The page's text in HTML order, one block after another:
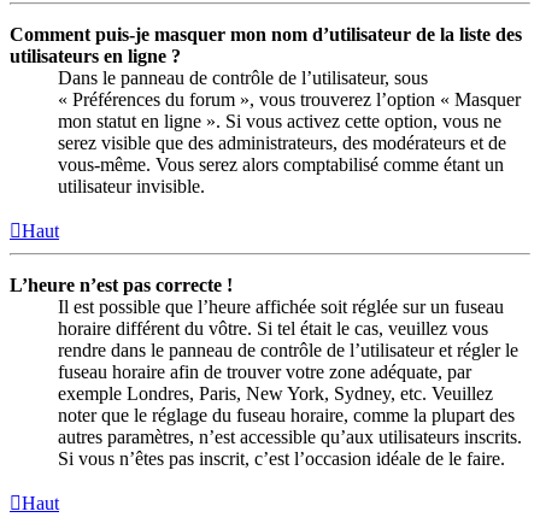
Comment puis-je masquer mon nom d’utilisateur de la liste des
utilisateurs en ligne ?
Dans le panneau de contrôle de l’utilisateur, sous
« Préférences du forum », vous trouverez l’option « Masquer
mon statut en ligne ». Si vous activez cette option, vous ne
serez visible que des administrateurs, des modérateurs et de
vous-même. Vous serez alors comptabilisé comme étant un
utilisateur invisible.
Haut
L’heure n’est pas correcte !
Il est possible que l’heure affichée soit réglée sur un fuseau
horaire différent du vôtre. Si tel était le cas, veuillez vous
rendre dans le panneau de contrôle de l’utilisateur et régler le
fuseau horaire afin de trouver votre zone adéquate, par
exemple Londres, Paris, New York, Sydney, etc. Veuillez
noter que le réglage du fuseau horaire, comme la plupart des
autres paramètres, n’est accessible qu’aux utilisateurs inscrits.
Si vous n’êtes pas inscrit, c’est l’occasion idéale de le faire.
Haut